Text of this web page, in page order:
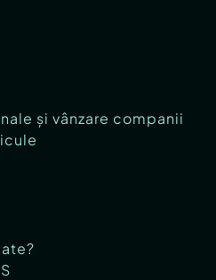
și vânzare companii